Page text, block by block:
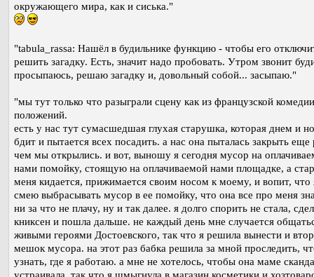
окружающего мира, как и сиська."
"tabula_rassa: Нашёл в будильнике функцию - чтобы его
решить загадку. Есть, значит надо пробовать. Утром звонит
просыпаюсь, решаю загадку и, довольный собой... засыпаю."
"мы тут только что разыграли сцену как из французской комедии
положений.
есть у нас тут сумасшедшая глухая старушка, которая днем и
бдит и пытается всех посадить. а нас она пыталась закрыть
чем мы открылись. и вот, выношу я сегодня мусор на
нами помойку, стоящую на оплачиваемой нами площадке, а
меня кидается, прижимается своим носом к моему, и вопит, что
смею выбрасывать мусор в ее помойку, что она все про меня
ни за что не плачу, ну и так далее. я долго спорить не стала,
книксен и пошла дальше. не каждый день мне случается
живыми героями Достоевского, так что я решила вынести и
мешок мусора. на этот раз бабка решила за мной проследить,
узнать, где я работаю. а мне не хотелось, чтобы она маме